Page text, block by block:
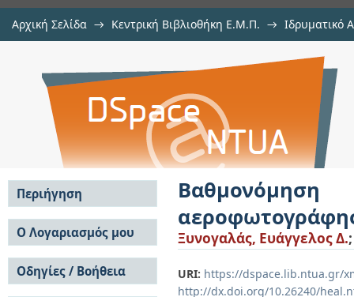
Αρχική Σελίδα → Κεντρική Βιβλιοθήκη Ε.Μ.Π. → Ιδρυματικό
Βαθμονόμηση αναλογικών
πεδίου ελέγχου
Ξυνογαλάς, Ευάγγελος Δ.
URI: https://dspace.lib.ntua.gr/
http://dx.doi.org/10.26240/
Περιήγηση
Σε όλο το DSpace
Κοινότητες & Συλλογές
Ανά Ημερομηνία
Έκδοσης
Ο Λογαριασμός μου
Σύνδεση
Εγγραφή
Οδηγίες / Βοήθεια